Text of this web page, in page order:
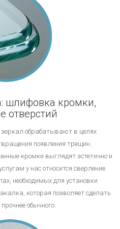
шлифовка кромки,
отверстий
обрабатывают в целях
появления трещин.
кромки выглядят эстетично и
у нас относится сверление
необходимых для установки
которая позволяет сделать
обычного.